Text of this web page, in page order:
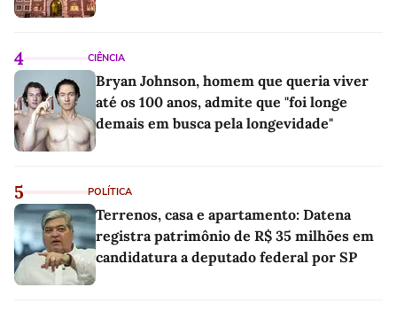
4 CIÊNCIA
Bryan Johnson, homem que queria viver
até os 100 anos, admite que "foi longe
demais em busca pela longevidade"
5 POLÍTICA
Terrenos, casa e apartamento: Datena
registra patrimônio de R$ 35 milhões em
candidatura a deputado federal por SP